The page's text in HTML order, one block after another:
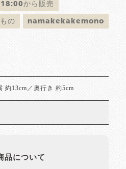
から販売
の namakekakemono
約13cm／奥行き 約5cm
品について